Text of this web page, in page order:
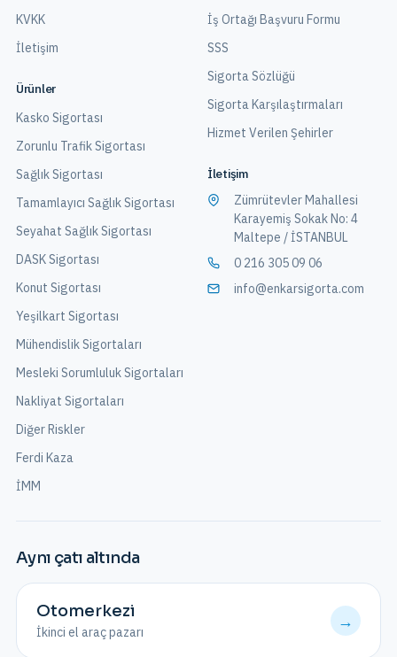
KVKK
İletişim
Ürünler
Kasko Sigortası
Zorunlu Trafik Sigortası
Sağlık Sigortası
Tamamlayıcı Sağlık Sigortası
Seyahat Sağlık Sigortası
DASK Sigortası
Konut Sigortası
Yeşilkart Sigortası
Mühendislik Sigortaları
Mesleki Sorumluluk Sigortaları
Nakliyat Sigortaları
Diğer Riskler
Ferdi Kaza
İMM
İş Ortağı Başvuru Formu
SSS
Sigorta Sözlüğü
Sigorta Karşılaştırmaları
Hizmet Verilen Şehirler
İletişim
Zümrütevler Mahallesi
Karayemiş Sokak No: 4
Maltepe / İSTANBUL
0 216 305 09 06
info@enkarsigorta.com
Aynı çatı altında
Otomerkezi
İkinci el araç pazarı
→